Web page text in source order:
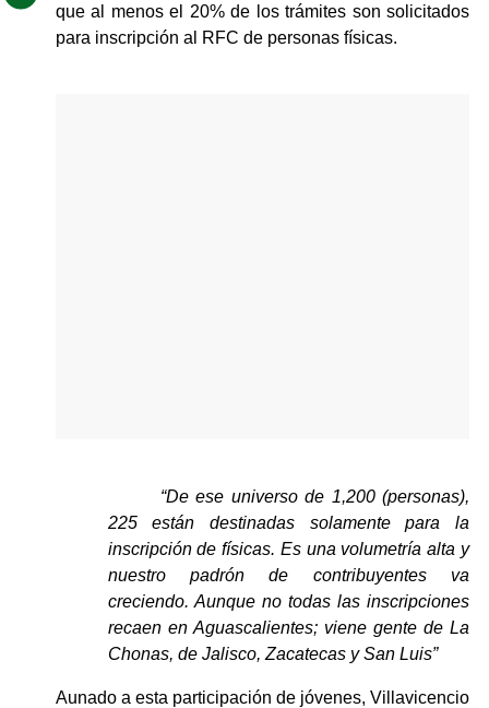
que al menos el 20% de los trámites son solicitados
para inscripción al RFC de personas físicas.
“De ese universo de 1,200 (personas),
225 están destinadas solamente para la
inscripción de físicas. Es una volumetría alta y
nuestro padrón de contribuyentes va
creciendo. Aunque no todas las inscripciones
recaen en Aguascalientes; viene gente de La
Chonas, de Jalisco, Zacatecas y San Luis”
Aunado a esta participación de jóvenes, Villavicencio